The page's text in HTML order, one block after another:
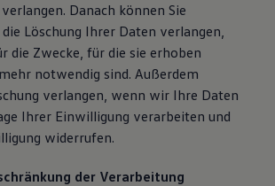
Danach können Sie
Löschung Ihrer Daten verlangen,
die Zwecke, für die sie erhoben
notwendig sind. Außerdem
verlangen, wenn wir Ihre Daten
Ihrer Einwilligung verarbeiten und
widerrufen.
der Verarbeitung